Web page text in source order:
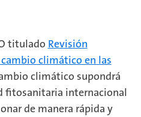
titulado Revisión
climático en las
climático supondrá
fitosanitaria internacional
de manera rápida y